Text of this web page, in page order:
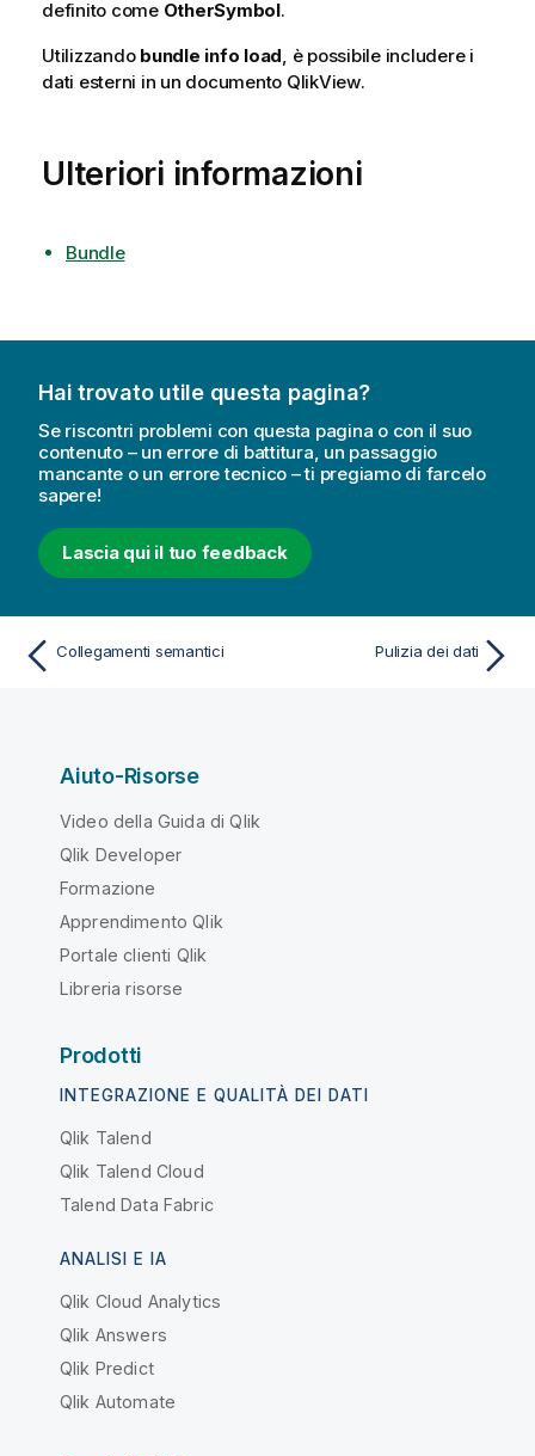
definito come OtherSymbol.
Utilizzando bundle info load, è possibile includere i
dati esterni in un documento QlikView.
Ulteriori informazioni
Bundle
Hai trovato utile questa pagina?
Se riscontri problemi con questa pagina o con il suo
contenuto – un errore di battitura, un passaggio
mancante o un errore tecnico – ti pregiamo di farcelo
sapere!
Lascia qui il tuo feedback
Collegamenti semantici Pulizia dei dati
Aiuto-Risorse
Video della Guida di Qlik
Qlik Developer
Formazione
Apprendimento Qlik
Portale clienti Qlik
Libreria risorse
Prodotti
INTEGRAZIONE E QUALITÀ DEI DATI
Qlik Talend
Qlik Talend Cloud
Talend Data Fabric
ANALISI E IA
Qlik Cloud Analytics
Qlik Answers
Qlik Predict
Qlik Automate